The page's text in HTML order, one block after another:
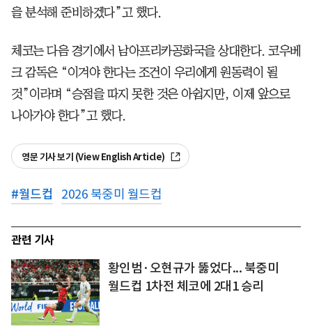
을 분석해 준비하겠다”고 했다.
체코는 다음 경기에서 남아프리카공화국을 상대한다. 코우베
크 감독은 “이겨야 한다는 조건이 우리에게 원동력이 될
것”이라며 “승점을 따지 못한 것은 아쉽지만, 이제 앞으로
나아가야 한다”고 했다.
영문 기사 보기 (View English Article)
#월드컵 2026 북중미 월드컵
관련 기사
황인범·오현규가 뚫었다... 북중미
월드컵 1차전 체코에 2대1 승리